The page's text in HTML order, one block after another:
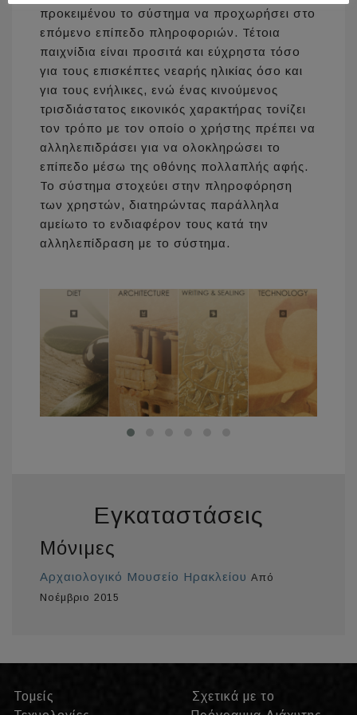
προκειμένου το σύστημα να προχωρήσει στο
επόμενο επίπεδο πληροφοριών. Τέτοια
παιχνίδια είναι προσιτά και εύχρηστα τόσο
για τους επισκέπτες νεαρής ηλικίας όσο και
για τους ενήλικες, ενώ ένας κινούμενος
τρισδιάστατος εικονικός χαρακτήρας τονίζει
τον τρόπο με τον οποίο ο χρήστης πρέπει να
αλληλεπιδράσει για να ολοκληρώσει το
επίπεδο μέσω της οθόνης πολλαπλής αφής.
Το σύστημα στοχεύει στην πληροφόρηση
των χρηστών, διατηρώντας παράλληλα
αμείωτο το ενδιαφέρον τους κατά την
αλληλεπίδραση με το σύστημα.
Εγκαταστάσεις
Μόνιμες
Αρχαιολογικό Μουσείο Ηρακλείου Από
Νοέμβριο 2015
Τομείς
Σχετικά με το